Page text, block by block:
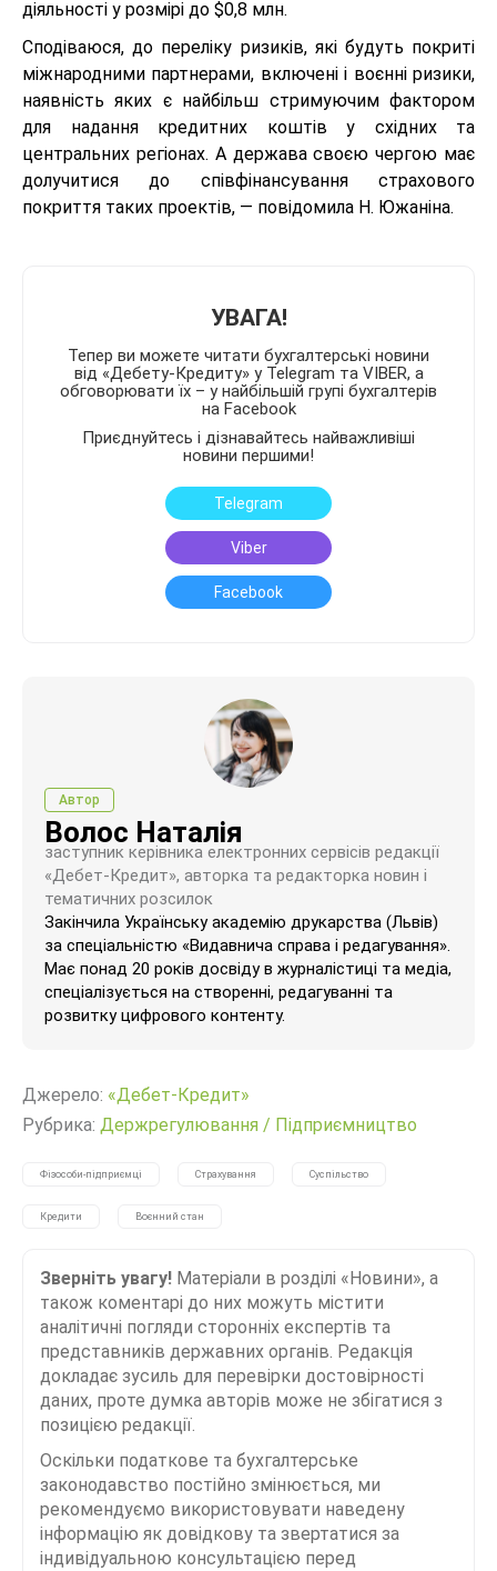
діяльності у розмірі до $0,8 млн.
Сподіваюся, до переліку ризиків, які будуть покриті
міжнародними партнерами, включені і воєнні ризики,
наявність яких є найбільш стримуючим фактором
для надання кредитних коштів у східних та
центральних регіонах. А держава своєю чергою має
долучитися до співфінансування страхового
покриття таких проектів, — повідомила Н. Южаніна.
УВАГА!
Тепер ви можете читати бухгалтерські новини
від «Дебету-Кредиту» у Telegram та VIBER, а
обговорювати їх – у найбільшій групі бухгалтерів
на Facebook
Приєднуйтесь і дізнавайтесь найважливіші
новини першими!
Telegram
Viber
Facebook
Автор
Волос Наталія
заступник керівника електронних сервісів редакції
«Дебет-Кредит», авторка та редакторка новин і
тематичних розсилок
Закінчила Українську академію друкарства (Львів)
за спеціальністю «Видавнича справа і редагування».
Має понад 20 років досвіду в журналістиці та медіа,
спеціалізується на створенні, редагуванні та
розвитку цифрового контенту.
Джерело: «Дебет-Кредит»
Рубрика: Держрегулювання / Підприємництво
Фізособи-підприємці Страхування Суспільство
Кредити Воєнний стан
Зверніть увагу! Матеріали в розділі «Новини», а
також коментарі до них можуть містити
аналітичні погляди сторонніх експертів та
представників державних органів. Редакція
докладає зусиль для перевірки достовірності
даних, проте думка авторів може не збігатися з
позицією редакції.
Оскільки податкове та бухгалтерське
законодавство постійно змінюється, ми
рекомендуємо використовувати наведену
інформацію як довідкову та звертатися за
індивідуальною консультацією перед